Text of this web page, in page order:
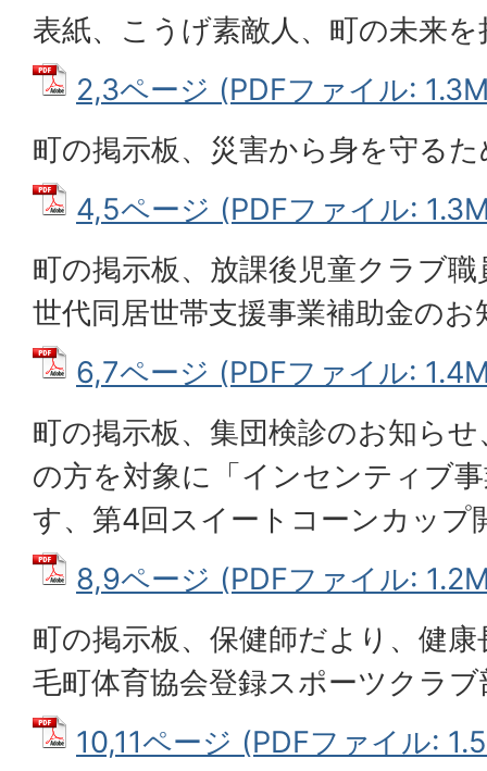
表紙、こうげ素敵人、町の未来
2,3ページ (PDFファイル:
町の掲示板、災害から身を守る
4,5ページ (PDFファイル:
町の掲示板、放課後児童クラブ
世代同居世帯支援事業補助金のお
6,7ページ (PDFファイル:
町の掲示板、集団検診のお知ら
の方を対象に「インセンティブ
す、第4回スイートコーンカップ
8,9ページ (PDFファイル:
町の掲示板、保健師だより、健
毛町体育協会登録スポーツクラ
10,11ページ (PDFファイル: